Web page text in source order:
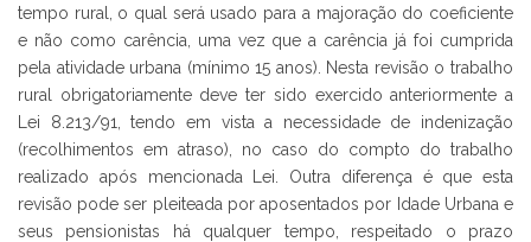
tempo rural, o qual será usado para a majoração do coeficiente
e não como carência, uma vez que a carência já foi cumprida
pela atividade urbana (mínimo 15 anos). Nesta revisão o trabalho
rural obrigatoriamente deve ter sido exercido anteriormente a
Lei 8.213/91, tendo em vista a necessidade de indenização
(recolhimentos em atraso), no caso do compto do trabalho
realizado após mencionada Lei. Outra diferença é que esta
revisão pode ser pleiteada por aposentados por Idade Urbana e
seus pensionistas há qualquer tempo, respeitado o prazo